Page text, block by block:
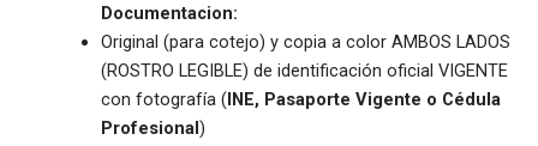
Documentacion:
Original (para cotejo) y copia a color AMBOS LADOS
(ROSTRO LEGIBLE) de identificación oficial VIGENTE
con fotografía (INE, Pasaporte Vigente o Cédula
Profesional)